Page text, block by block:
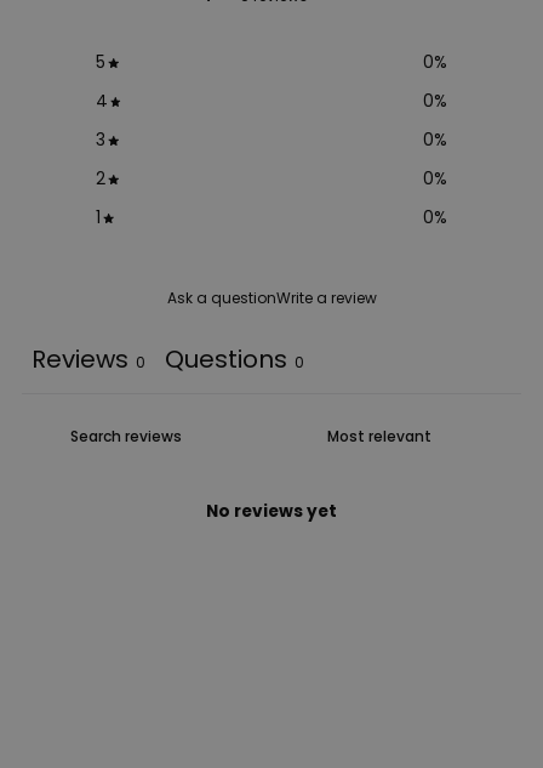
5 0%
4
0%
3
0%
2
0%
1
0%
Ask a questionWrite a review
Reviews 0 Questions 0
No reviews yet